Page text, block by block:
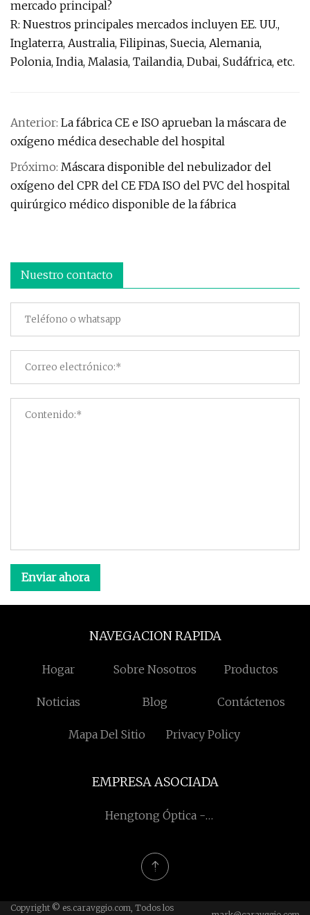
mercado principal?
R: Nuestros principales mercados incluyen EE. UU.,
Inglaterra, Australia, Filipinas, Suecia, Alemania,
Polonia, India, Malasia, Tailandia, Dubai, Sudáfrica, etc.
Anterior: La fábrica CE e ISO aprueban la máscara de
oxígeno médica desechable del hospital
Próximo: Máscara disponible del nebulizador del
oxígeno del CPR del CE FDA ISO del PVC del hospital
quirúrgico médico disponible de la fábrica
Nuestro contacto
Enviar ahora
NAVEGACION RAPIDA
Hogar Sobre Nosotros Productos
Noticias Blog Contáctenos
Mapa Del Sitio Privacy Policy
EMPRESA ASOCIADA
Hengtong Óptica -
Copyright © es.caravggio.com, Todos los